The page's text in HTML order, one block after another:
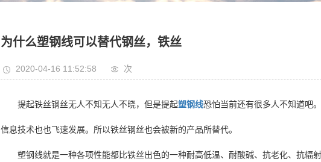
为什么塑钢线可以替代钢丝，铁丝
2020-04-16 11:52:58 次
提起铁丝钢丝无人不知无人不晓，但是提起塑钢线恐怕当前还有很多人不知道吧
信息技术也也飞速发展。所以铁丝钢丝也会被新的产品所替代。
塑钢线就是一种各项性能都比铁丝出色的一种耐高低温、耐酸碱、抗老化、抗辐